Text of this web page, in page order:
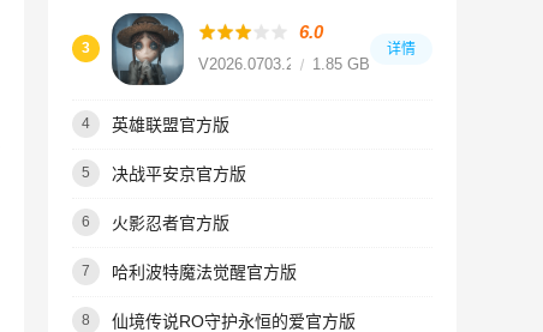
3
6.0
V2026.0703.20561.85 GB
详情
4 英雄联盟官方版
5 决战平安京官方版
6 火影忍者官方版
7 哈利波特魔法觉醒官方版
8 仙境传说RO守护永恒的爱官方版